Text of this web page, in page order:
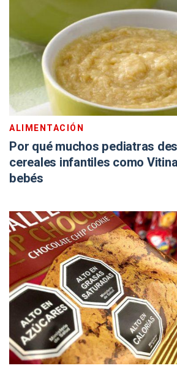
ALIMENTACIÓN
Por qué muchos pediatras
cereales infantiles como
bebés